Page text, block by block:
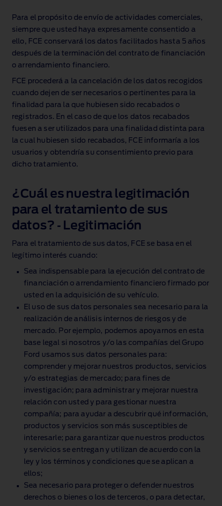
Para el propósito de envío de actividades comerciales,
siempre que usted haya expresamente consentido a
ello, FCE conservará los datos facilitados hasta 5 años
después de la terminación del contrato de financiación
o arrendamiento financiero.
FCE procederá a la cancelación de los datos recogidos
cuando dejen de ser necesarios o pertinentes para la
finalidad para la que hubiesen sido recabados o
registrados. En el caso de que los datos recabados
fuesen a ser utilizados para una finalidad distinta para
la cual hubiesen sido recabados, FCE informaría a los
usuarios y obtendría su consentimiento previo para
dicho tratamiento.
¿Cuál es nuestra legitimación
para el tratamiento de sus
datos? ‑ Legitimación
Para el tratamiento de sus datos, FCE se basa en el
legítimo interés cuando:
Sea indispensable para la ejecución del contrato de
financiación o arrendamiento financiero firmado por
usted en la adquisición de su vehículo.
El uso de sus datos personales sea necesario para la
realización de análisis internos de riesgos y de
mercado. Por ejemplo, podemos apoyarnos en esta
base legal si nosotros y/o las compañías del Grupo
Ford usamos sus datos personales para:
comprender y mejorar nuestros productos, servicios
y/o estrategias de mercado; para fines de
investigación; para administrar y mejorar nuestra
relación con usted y para gestionar nuestra
compañía; para ayudar a descubrir qué información,
productos y servicios son más susceptibles de
interesarle; para garantizar que nuestros productos
y servicios se entregan y utilizan de acuerdo con la
ley y los términos y condiciones que se aplican a
ellos;
Sea necesario para proteger o defender nuestros
derechos o bienes o los de terceros, o para detectar,